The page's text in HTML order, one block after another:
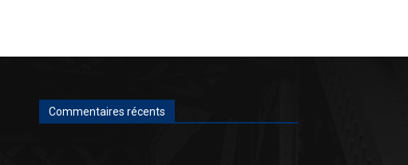
Commentaires récents